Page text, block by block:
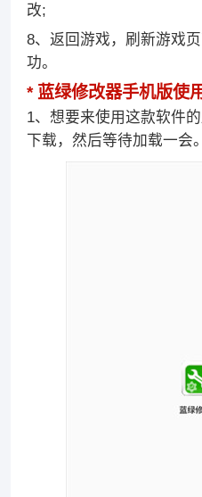
改;
8、返回游戏，刷新游戏
功。
蓝绿修改器手机版使
1、想要来使用这款软件
下载，然后等待加载一会。